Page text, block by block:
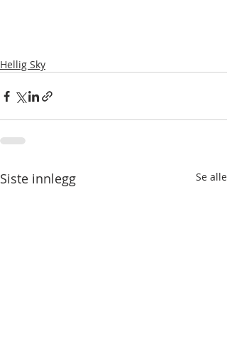
Hellig Sky
Siste innlegg Se alle